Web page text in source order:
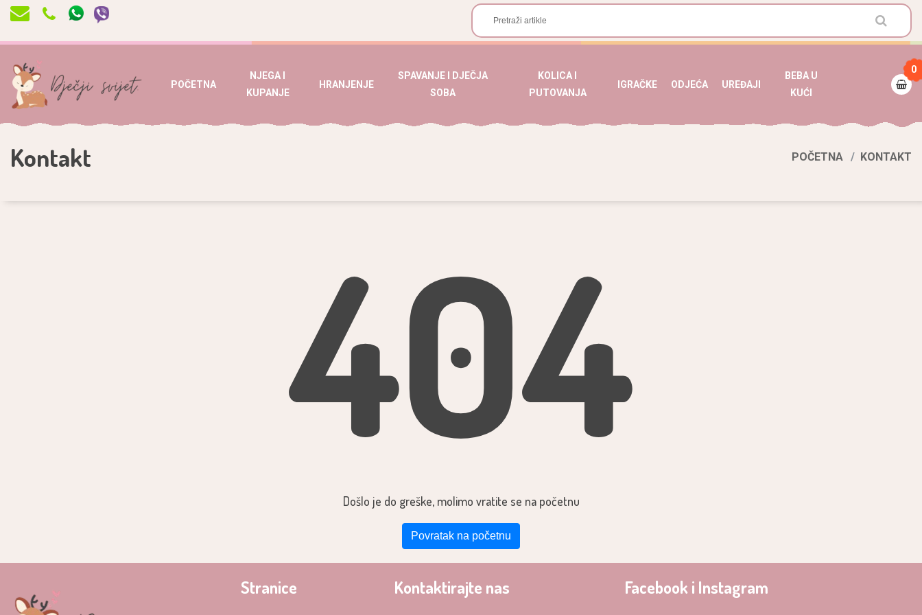
POČETNA
NJEGA I
KUPANJE
HRANJENJE
SPAVANJE I DJEČJA
SOBA
KOLICA I
PUTOVANJA
IGRAČKE ODJEĆA UREĐAJI
BEBA U
KUĆI
0
Kontakt POČETNA KONTAKT
404
Došlo je do greške, molimo vratite se na početnu
Povratak na početnu
Stranice Kontaktirajte nas Facebook i Instagram